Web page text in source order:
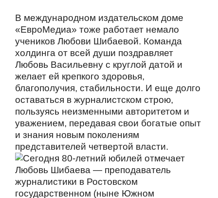
В международном издательском доме
«ЕвроМедиа» тоже работает немало
учеников Любови Шибаевой. Команда
холдинга от всей души поздравляет
Любовь Васильевну с круглой датой и
желает ей крепкого здоровья,
благополучия, стабильности. И еще долго
оставаться в журналистском строю,
пользуясь неизменными авторитетом и
уважением, передавая свои богатые опыт
и знания новым поколениям
представителей четвертой власти.